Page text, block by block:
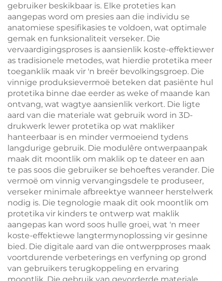
gebruiker beskikbaar is. Elke proteties kan
aangepas word om presies aan die individu se
anatomiese spesifikasies te voldoen, wat optimale
gemak en funksionaliteit verseker. Die
vervaardigingsproses is aansienlik koste-effektiewer
as tradisionele metodes, wat hierdie protetika meer
toeganklik maak vir 'n breër bevolkingsgroep. Die
vinnige produksievermoë beteken dat pasiënte hul
protetika binne dae eerder as weke of maande kan
ontvang, wat wagtye aansienlik verkort. Die ligte
aard van die materiale wat gebruik word in 3D-
drukwerk lewer protetika op wat makliker
hanteerbaar is en minder vermoeiend tydens
langdurige gebruik. Die modulêre ontwerpaanpak
maak dit moontlik om maklik op te dateer en aan
te pas soos die gebruiker se behoeftes verander. Die
vermoë om vinnig vervangingsdele te produseer,
verseker minimale afbreektye wanneer herstelwerk
nodig is. Die tegnologie maak dit ook moontlik om
protetika vir kinders te ontwerp wat maklik
aangepas kan word soos hulle groei, wat 'n meer
koste-effektiewe langtermynoplossing vir gesinne
bied. Die digitale aard van die ontwerpproses maak
voortdurende verbeterings en verfyning op grond
van gebruikers terugkoppeling en ervaring